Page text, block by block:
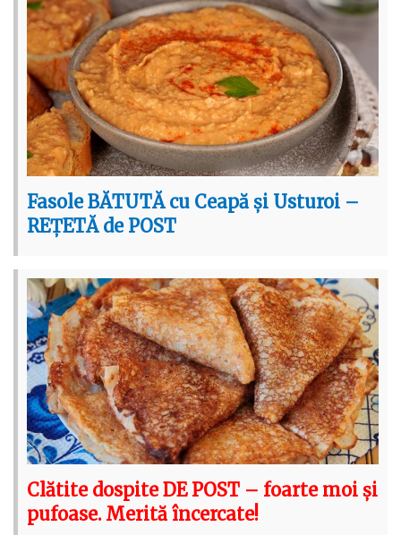
Fasole BĂTUTĂ cu Ceapă și Usturoi –
REȚETĂ de POST
Clătite dospite DE POST – foarte moi și
pufoase. Merită încercate!